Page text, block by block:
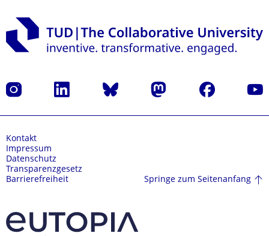
Instagram LinkedIn Bluesky Mastodon Facebook
Kontakt
Impressum
Datenschutz
Transparenzgesetz
Barrierefreiheit
Springe zum Seitenanfang